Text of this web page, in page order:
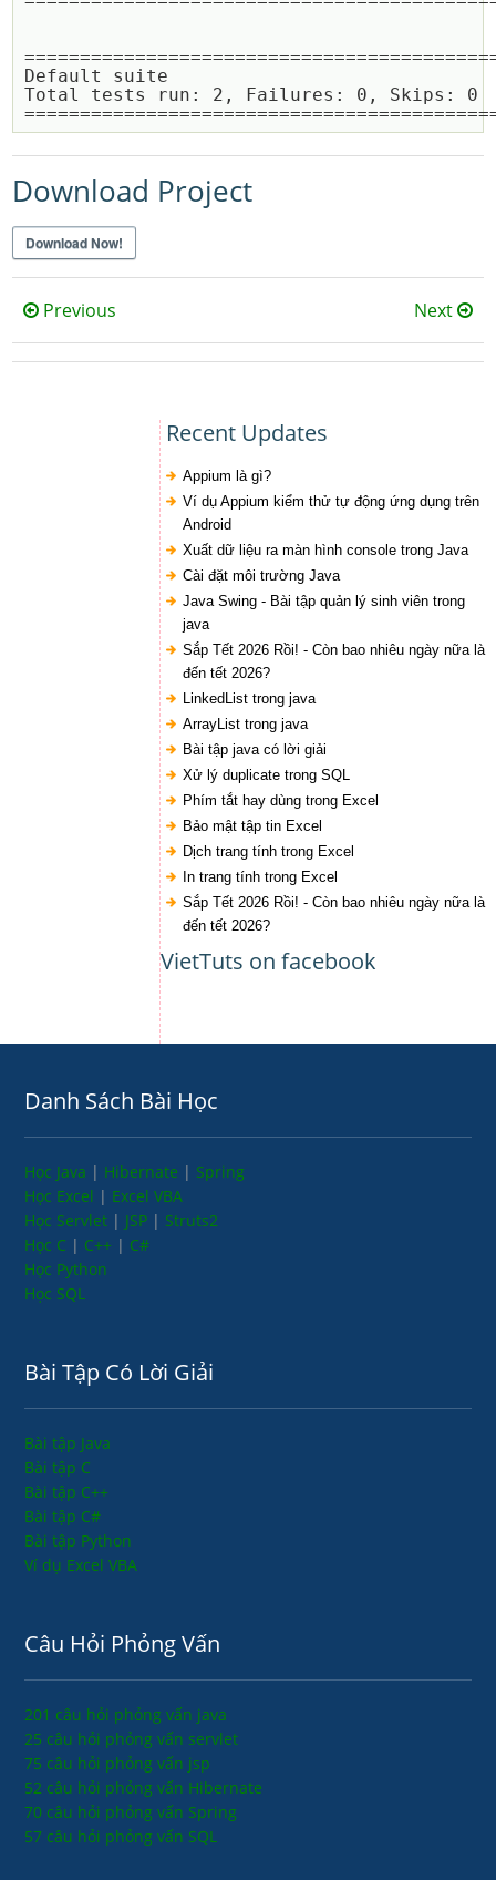
Default suite
Total tests run: 2, Failures: 0, Skips: 0
Download Project
Download Now!
Previous Next
Recent Updates
Appium là gì?
Ví dụ Appium kiểm thử tự động ứng dụng trên
Android
Xuất dữ liệu ra màn hình console trong Java
Cài đặt môi trường Java
Java Swing - Bài tập quản lý sinh viên trong
java
Sắp Tết 2026 Rồi! - Còn bao nhiêu ngày nữa là
đến tết 2026?
LinkedList trong java
ArrayList trong java
Bài tập java có lời giải
Xử lý duplicate trong SQL
Phím tắt hay dùng trong Excel
Bảo mật tập tin Excel
Dịch trang tính trong Excel
In trang tính trong Excel
Sắp Tết 2026 Rồi! - Còn bao nhiêu ngày nữa là
đến tết 2026?
VietTuts on facebook
Danh Sách Bài Học
Học Java | Hibernate | Spring
Học Excel | Excel VBA
Học Servlet | JSP | Struts2
Học C | C++ | C#
Học Python
Học SQL
Bài Tập Có Lời Giải
Bài tập Java
Bài tập C
Bài tập C++
Bài tập C#
Bài tập Python
Ví dụ Excel VBA
Câu Hỏi Phỏng Vấn
201 câu hỏi phỏng vấn java
25 câu hỏi phỏng vấn servlet
75 câu hỏi phỏng vấn jsp
52 câu hỏi phỏng vấn Hibernate
70 câu hỏi phỏng vấn Spring
57 câu hỏi phỏng vấn SQL